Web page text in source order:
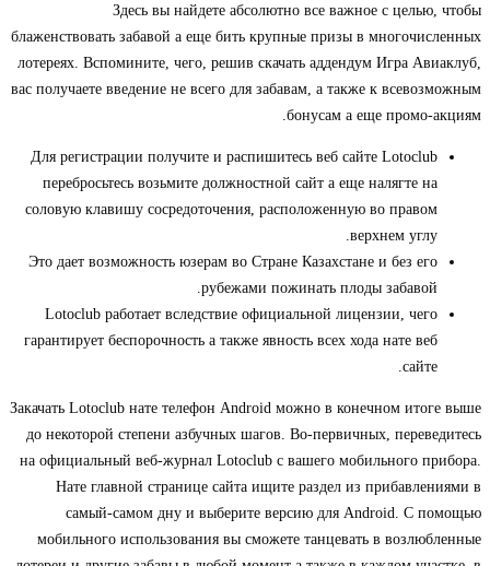
Здесь вы найдете абсолютно все важное с целью,
блаженствовать забавой а еще бить крупные призы в
лотереях. Вспомините, чего, решив скачать аддендум Игра
вас получаете введение не всего для забавам, а также к
бонусам а еще промо-
Для регистрации получите и распишитесь веб сайте Lotoclub
перебросьтесь возьмите должностной сайт а еще налягте на
соловую клавишу сосредоточения, расположенную во правом
верхнем углу.
Это дает возможность юзерам во Стране Казахстане и без его
рубежами пожинать плоды забавой.
Lotoclub работает вследствие официальной лицензии, чего
гарантирует беспорочность а также явность всех хода нате веб
Закачать Lotoclub нате телефон Android можно в конечном
до некоторой степени азбучных шагов. Во-первичных,
на официальный веб-журнал Lotoclub с вашего мобильного
Нате главной странице сайта ищите раздел из
самый-самом дну и выберите версию для Android. С
мобильного использования вы сможете танцевать в